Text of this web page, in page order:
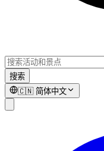
搜索
🇨🇳 简体中文